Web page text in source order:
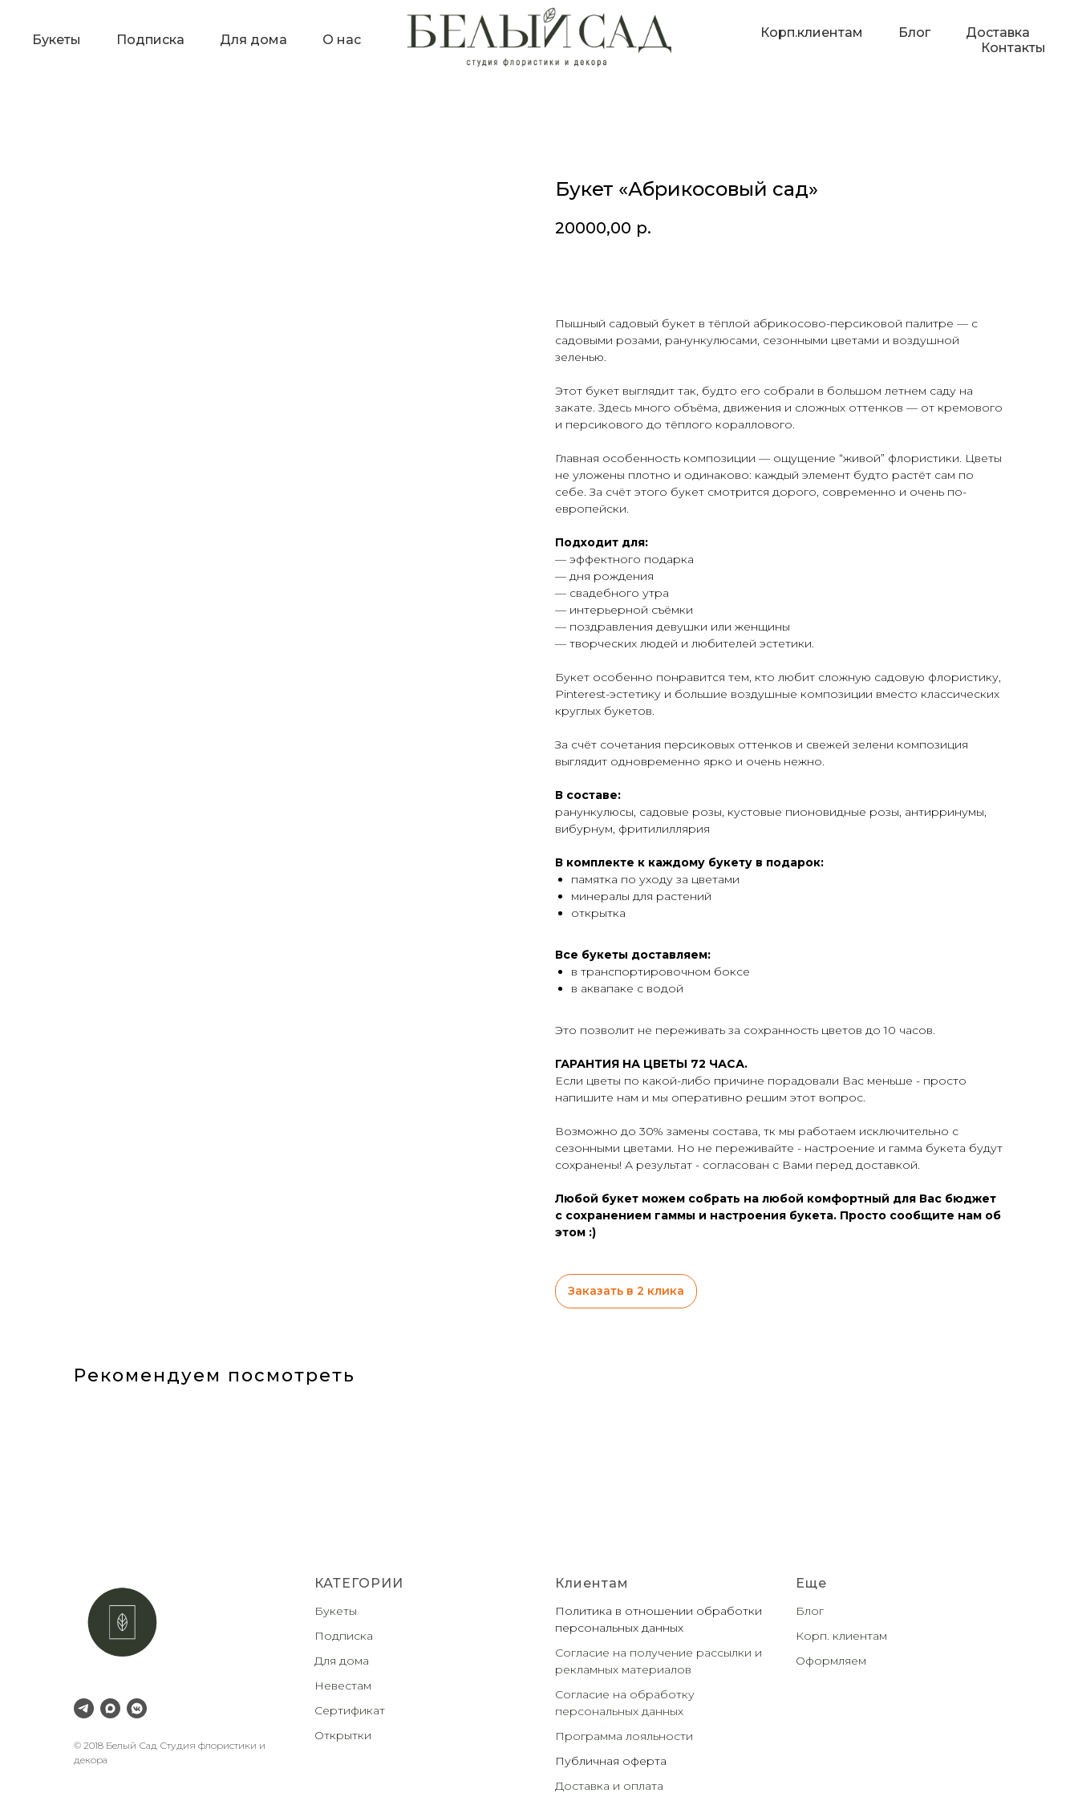
Букеты Подписка Для дома О нас Корп.клиентам Блог
Доставка
Контакты
Букет «Абрикосовый сад»
20000,00 р.
Пышный садовый букет в тёплой абрикосово-персиковой палитре — с
садовыми розами, ранункулюсами, сезонными цветами и воздушной
зеленью.
Этот букет выглядит так, будто его собрали в большом летнем саду на
закате. Здесь много объёма, движения и сложных оттенков — от кремового
и персикового до тёплого кораллового.
Главная особенность композиции — ощущение “живой” флористики. Цветы
не уложены плотно и одинаково: каждый элемент будто растёт сам по
себе. За счёт этого букет смотрится дорого, современно и очень по-
европейски.
Подходит для:
— эффектного подарка
— дня рождения
— свадебного утра
— интерьерной съёмки
— поздравления девушки или женщины
— творческих людей и любителей эстетики.
Букет особенно понравится тем, кто любит сложную садовую флористику,
Pinterest-эстетику и большие воздушные композиции вместо классических
круглых букетов.
За счёт сочетания персиковых оттенков и свежей зелени композиция
выглядит одновременно ярко и очень нежно.
В составе:
ранункулюсы, садовые розы, кустовые пионовидные розы, антирринумы,
вибурнум, фритилиллярия
В комплекте к каждому букету в подарок:
памятка по уходу за цветами
минералы для растений
открытка
Все букеты доставляем:
в транспортировочном боксе
в аквапаке с водой
Это позволит не переживать за сохранность цветов до 10 часов.
ГАРАНТИЯ НА ЦВЕТЫ 72 ЧАСА.
Если цветы по какой-либо причине порадовали Вас меньше - просто
напишите нам и мы оперативно решим этот вопрос.
Возможно до 30% замены состава, тк мы работаем исключительно с
сезонными цветами. Но не переживайте - настроение и гамма букета будут
сохранены! А результат - согласован с Вами перед доставкой.
Любой букет можем собрать на любой комфортный для Вас бюджет
с сохранением гаммы и настроения букета. Просто сообщите нам об
этом :)
Заказать в 2 клика
Рекомендуем посмотреть
© 2018 Белый Сад Студия флористики и
декора
КАТЕГОРИИ
Букеты
Подписка
Для дома
Невестам
Сертификат
Открытки
Клиентам
Политика в отношении обработки
персональных данных
Согласие на получение рассылки и
рекламных материалов
Согласие на обработку
персональных данных
Программа лояльности
Публичная оферта
Доставка и оплата
Еще
Блог
Корп. клиентам
Оформляем